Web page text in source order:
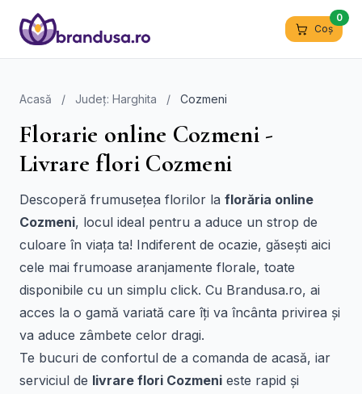
Coș
0
Acasă / Județ: Harghita / Cozmeni
Florarie online Cozmeni -
Livrare flori Cozmeni
Descoperă frumusețea florilor la florăria online
Cozmeni, locul ideal pentru a aduce un strop de
culoare în viața ta! Indiferent de ocazie, găsești aici
cele mai frumoase aranjamente florale, toate
disponibile cu un simplu click. Cu Brandusa.ro, ai
acces la o gamă variată care îți va încânta privirea și
va aduce zâmbete celor dragi.
Te bucuri de confortul de a comanda de acasă, iar
serviciul de livrare flori Cozmeni este rapid și